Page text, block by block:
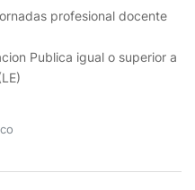
profesional docente
Publica igual o superior a